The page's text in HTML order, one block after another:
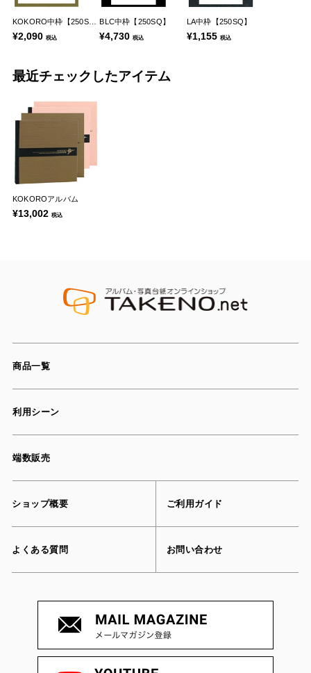
KOKORO中枠【250SQ】
¥2,090 税込
BLC中枠【250SQ】
¥4,730税込
LA中枠【250SQ】
¥1,155 税込
最近チェックしたアイテム
KOKOROアルバム
¥13,002 税込
商品一覧
利用シーン
端数販売
ショップ概要 ご利用ガイド
よくある質問 お問い合わせ